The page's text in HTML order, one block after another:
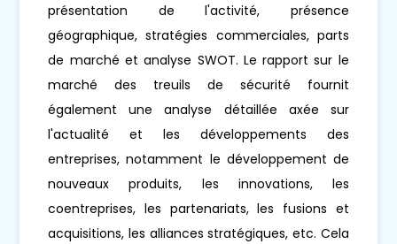
présentation de l'activité, présence
géographique, stratégies commerciales, parts
de marché et analyse SWOT. Le rapport sur le
marché des treuils de sécurité fournit
également une analyse détaillée axée sur
l'actualité et les développements des
entreprises, notamment le développement de
nouveaux produits, les innovations, les
coentreprises, les partenariats, les fusions et
acquisitions, les alliances stratégiques, etc. Cela